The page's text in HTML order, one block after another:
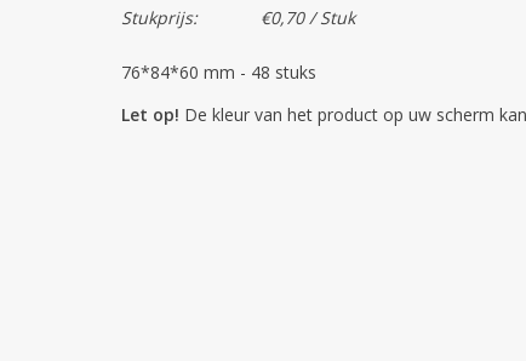
Stukprijs:
€0,70 / Stuk
76*84*60 mm - 48 stuks
Let op! De kleur van het product op uw scherm